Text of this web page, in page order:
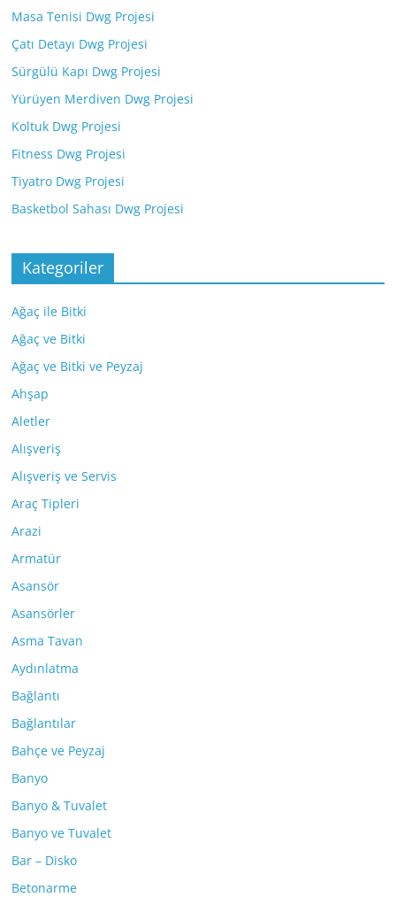
Masa Tenisi Dwg Projesi
Çatı Detayı Dwg Projesi
Sürgülü Kapı Dwg Projesi
Yürüyen Merdiven Dwg Projesi
Koltuk Dwg Projesi
Fitness Dwg Projesi
Tiyatro Dwg Projesi
Basketbol Sahası Dwg Projesi
Kategoriler
Ağaç ile Bitki
Ağaç ve Bitki
Ağaç ve Bitki ve Peyzaj
Ahşap
Aletler
Alışveriş
Alışveriş ve Servis
Araç Tipleri
Arazi
Armatür
Asansör
Asansörler
Asma Tavan
Aydınlatma
Bağlantı
Bağlantılar
Bahçe ve Peyzaj
Banyo
Banyo & Tuvalet
Banyo ve Tuvalet
Bar – Disko
Betonarme